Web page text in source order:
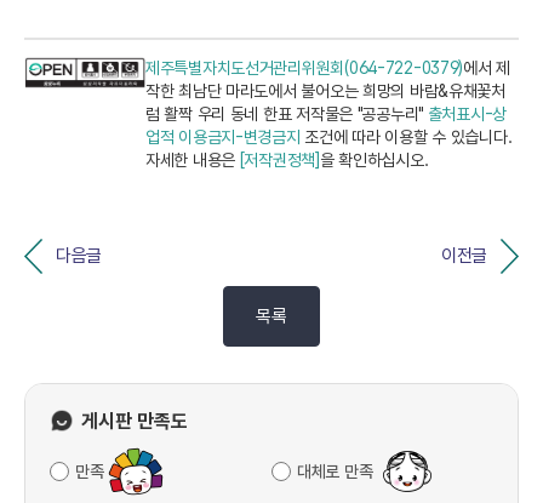
제주특별자치도선거관리위원회(064-722-0379)에서 제
작한 최남단 마라도에서 불어오는 희망의 바람&유채꽃처
럼 활짝 우리 동네 한표 저작물은 "공공누리" 출처표시-상
업적 이용금지-변경금지 조건에 따라 이용할 수 있습니다.
자세한 내용은 [저작권정책]을 확인하십시오.
다음글 이전글
목록
게시판 만족도
만족 대체로 만족